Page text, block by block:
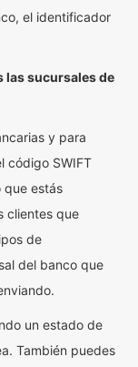
el identificador
las sucursales de
y para
código SWIFT
que estás
clientes que
de
del banco que
un estado de
También puedes